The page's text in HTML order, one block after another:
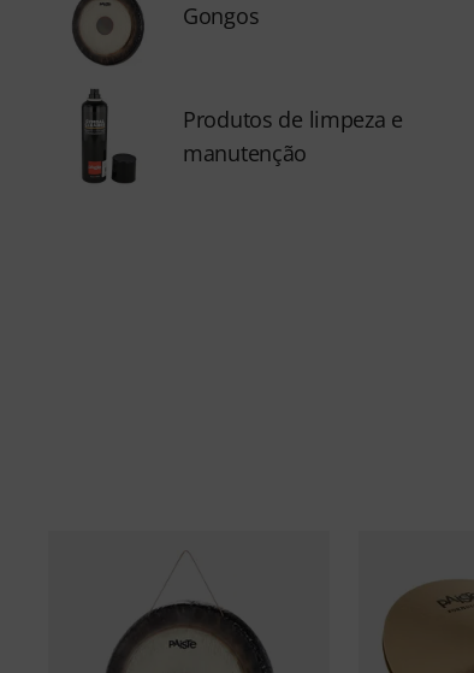
Gongos
Produtos de limpeza e
manutenção